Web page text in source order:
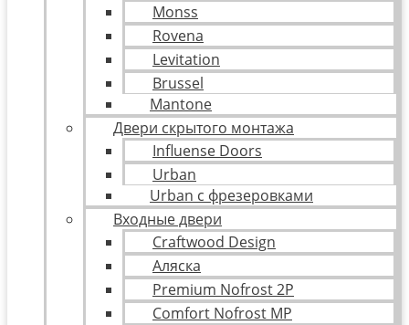
Monss
Rovena
Levitation
Brussel
Mantone
Двери скрытого монтажа
Influense Doors
Urban
Urban с фрезеровками
Входные двери
Craftwood Design
Аляска
Premium Nofrost 2P
Comfort Nofrost MP